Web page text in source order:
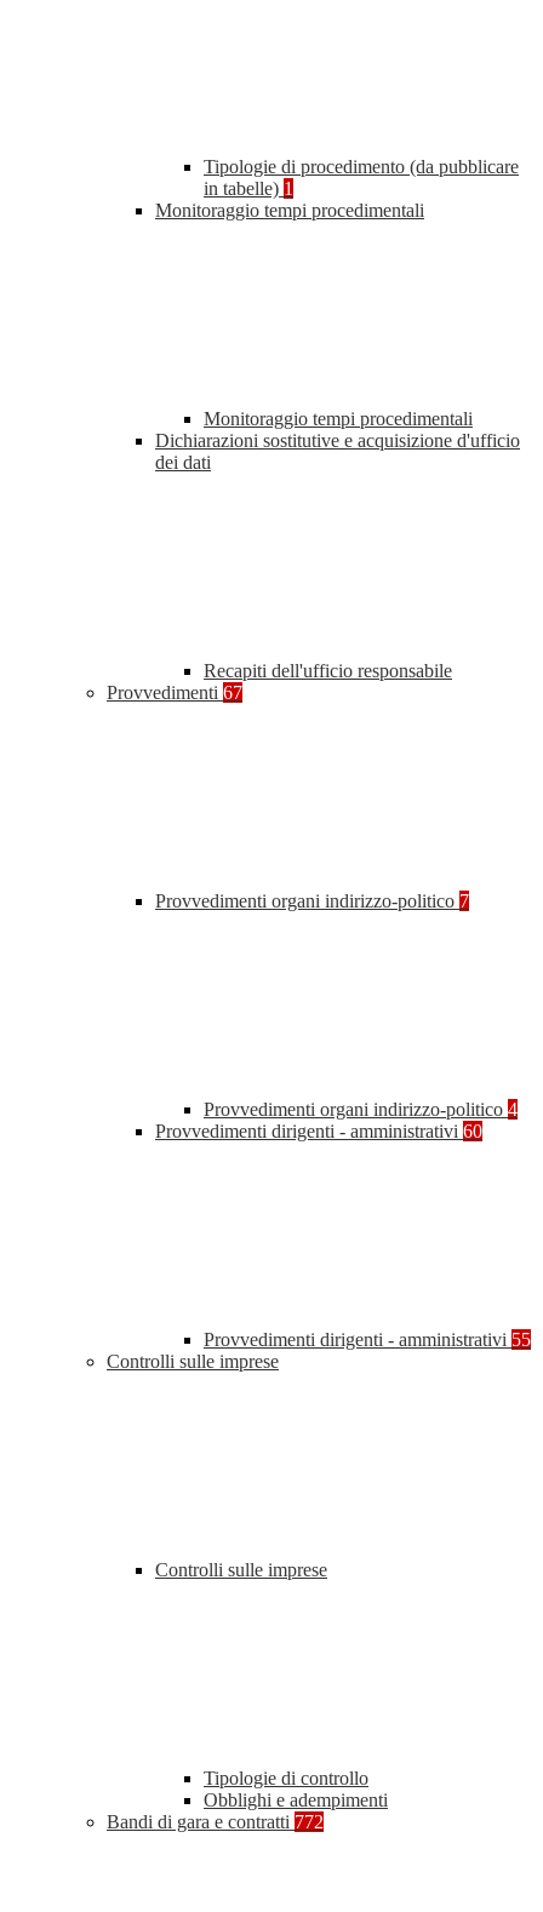
Tipologie di procedimento (da pubblicare
in tabelle) 1
Monitoraggio tempi procedimentali
Monitoraggio tempi procedimentali
Dichiarazioni sostitutive e acquisizione d'ufficio
dei dati
Recapiti dell'ufficio responsabile
Provvedimenti 67
Provvedimenti organi indirizzo-politico 7
Provvedimenti organi indirizzo-politico 4
Provvedimenti dirigenti - amministrativi 60
Provvedimenti dirigenti - amministrativi 55
Controlli sulle imprese
Controlli sulle imprese
Tipologie di controllo
Obblighi e adempimenti
Bandi di gara e contratti 772